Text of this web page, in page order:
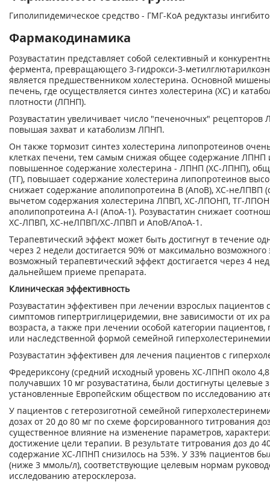
Гиполипидемическое средство - ГМГ-КоА редуктазы
Фармакодинамика
Розувастатин представляет собой селективный и
фермента, превращающего 3-гидрокси-3-
является предшественником холестерина. Основной
печень, где осуществляется синтез холестерина (ХС) и
плотности (ЛПНП).
Розувастатин увеличивает число "печеночных" рецепторов
повышая захват и катаболизм ЛПНП.
Он также тормозит синтез холестерина липопротеинов
клетках печени, тем самым снижая общее содержание ЛПНП
повышенное содержание холестерина - ЛПНП (ХС-ЛПНП),
(ТГ), повышает содержание холестерина липопротеинов
снижает содержание аполипопротеина В (АпоВ), ХС-неЛПВП
вычетом содержания холестерина ЛПВП, ХС-ЛПОНП, ТГ-
аполипопротеина A-I (АпоА-1). Розувастатин снижает
ХС-ЛПВП, ХС-неЛПВП/ХС-ЛПВП и АпоВ/АпоА-1.
Терапевтический эффект может быть достигнут в течение
через 2 недели достигается 90% от максимально
возможный терапевтический эффект достигается через 4
дальнейшем приеме препарата.
Клиническая эффективность
Розувастатин эффективен при лечении взрослых пациентов
симптомов гипертриглицеридемии, вне зависимости от их
возраста, а также при лечении особой категории
или наследственной формой семейной
Розувастатин эффективен для лечения пациентов с
Фредериксону (средний исходный уровень ХС-ЛПНП около
получавших 10 мг розувастатина, были достигнуты целевые
установленные Европейским обществом по исследованию
У пациентов с гетерозиготной семейной
дозах от 20 до 80 мг по схеме форсированного титрования
существенное влияние на изменение параметров,
достижение цели терапии. В результате титрования доз до
содержание ХС-ЛПНП снизилось на 53%. У 33% пациентов
(ниже 3 ммоль/л), соответствующие целевым нормам
исследованию атеросклероза.